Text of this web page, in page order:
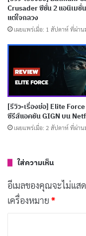
เ
คดีล็
เผ
[รีวิ
รักต้
เผ
Crusader ซีซั่น 2 แอนิเมชั่
แต่ใจกลวง
เผยแพร่เมื่อ: 1 สัปดาห์ ที่ผ่าน
[รีวิว-เรื่องย่อ] Elite
ซีรีส์แอคชัน GIGN บน
เผยแพร่เมื่อ: 2 สัปดาห์ ที่ผ่าน
ใส่ความเห็น
อีเมลของคุณจะไม่แส
เครื่องหมาย *